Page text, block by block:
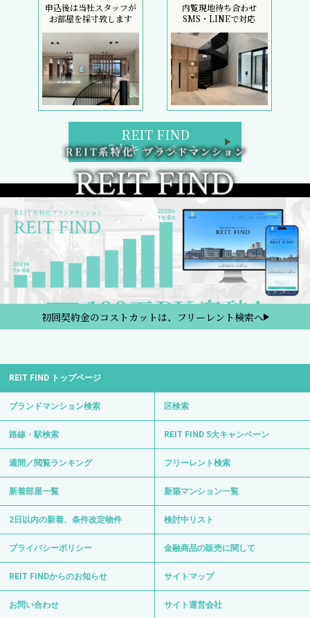
申込後は当社スタッフが
お部屋を採寸致します
内覧現地待ち合わせ
SMS・LINEで対応
REIT FIND
5大キャンペーン
初回契約金のコストカットは、フリーレント検索へ
REIT FIND トップページ
ブランドマンション検索 区検索
路線・駅検索 REIT FIND 5大キャンペーン
週間／閲覧ランキング フリーレント検索
新着部屋一覧 新築マンション一覧
2日以内の新着、条件改定物件 検討中リスト
プライバシーポリシー 金融商品の販売に関して
REIT FINDからのお知らせ サイトマップ
お問い合わせ サイト運営会社